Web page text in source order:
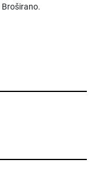
Broširano.